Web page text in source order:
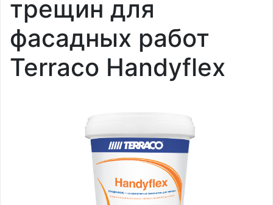
трещин для
фасадных работ
Terraco Handyflex